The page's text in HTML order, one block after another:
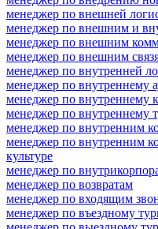
менеджер по внешней
менеджер по внешним и
менеджер по внешним
менеджер по внешним
менеджер по внутренней
менеджер по внутреннему
менеджер по внутреннему
менеджер по внутреннему
менеджер по внутренним
менеджер по внутренним
культуре
менеджер по
менеджер по возвратам
менеджер по входящим
менеджер по въездному